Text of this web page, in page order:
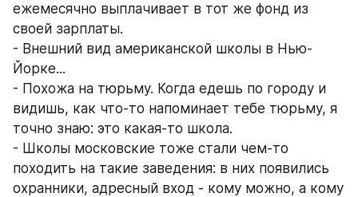
ежемесячно выплачивает в тот же фонд из
своей зарплаты.
- Внешний вид американской школы в Нью-
Йорке...
- Похожа на тюрьму. Когда едешь по городу и
видишь, как что-то напоминает тебе тюрьму, я
точно знаю: это какая-то школа.
- Школы московские тоже стали чем-то
походить на такие заведения: в них появились
охранники, адресный вход - кому можно, а кому